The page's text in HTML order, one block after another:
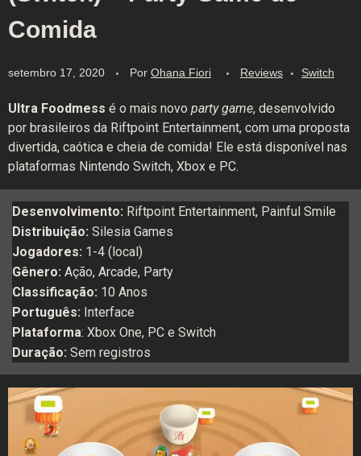
Comida
setembro 17, 2020 Por Ohana Fiori Reviews Switch
Ultra Foodmess é o mais novo party game, desenvolvido
por brasileiros da Riftpoint Entertainment, com uma proposta
divertida, caótica e cheia de comida! Ele está disponível nas
plataformas Nintendo Switch, Xbox e PC.
Desenvolvimento: Riftpoint Entertainment, Painful Smile
Distribuição: Silesia Games
Jogadores: 1-4 (local)
Gênero: Ação, Arcade, Party
Classificação: 10 Anos
Português: Interface
Plataforma: Xbox One, PC e Switch
Duração: Sem registros